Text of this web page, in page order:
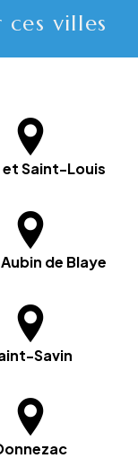
villes
et Saint-Louis
de Blaye
Savin